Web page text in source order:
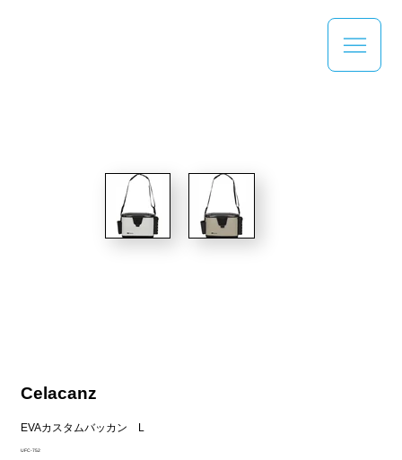
Celacanz
EVAカスタムバッカン L
UFC-752